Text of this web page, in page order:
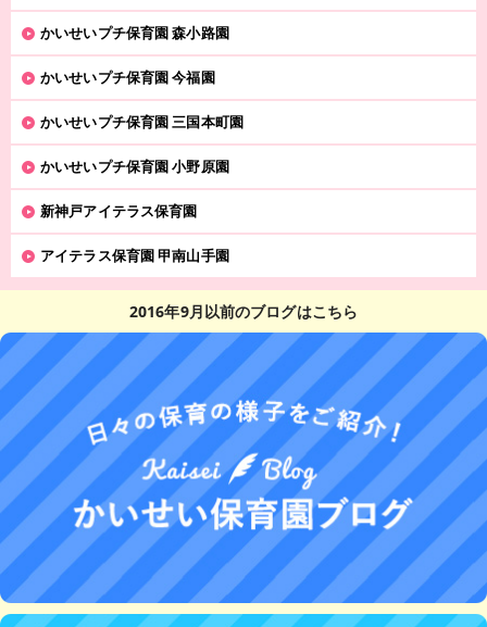
かいせいプチ保育園 森小路園
かいせいプチ保育園 今福園
かいせいプチ保育園 三国本町園
かいせいプチ保育園 小野原園
新神戸アイテラス保育園
アイテラス保育園 甲南山手園
2016年9月以前のブログはこちら